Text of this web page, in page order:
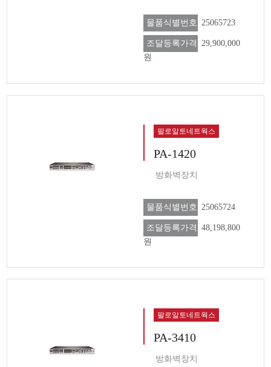
물품식별번호 25065723
조달등록가격 29,900,000
원
팔로알토네트웍스
PA-1420
방화벽장치
물품식별번호 25065724
조달등록가격 48,198,800
원
팔로알토네트웍스
PA-3410
방화벽장치